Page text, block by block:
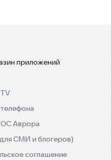
приложений
ОС Аврора
СМИ и блогеров)
соглашение